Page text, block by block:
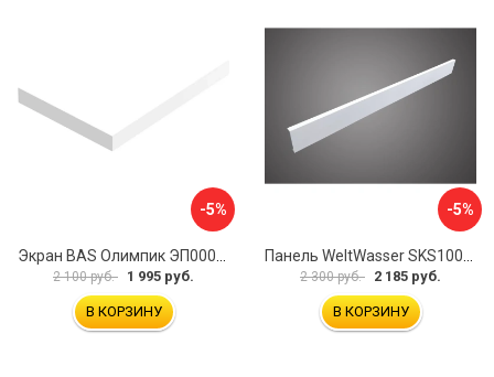
-5%
2 100 руб. 1 995 руб.
В КОРЗИНУ
-5%
2 300 руб. 2 185 руб.
В КОРЗИНУ